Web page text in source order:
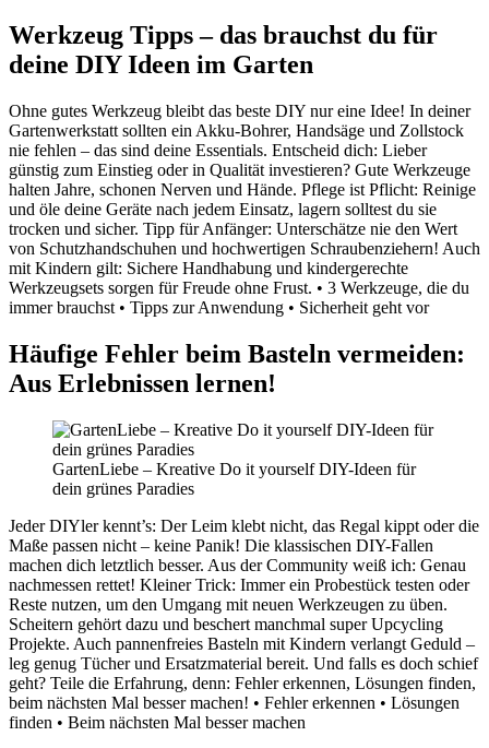
Werkzeug Tipps – das brauchst du für
deine DIY Ideen im Garten
Ohne gutes Werkzeug bleibt das beste DIY nur eine Idee! In deiner
Gartenwerkstatt sollten ein Akku-Bohrer, Handsäge und Zollstock
nie fehlen – das sind deine Essentials. Entscheid dich: Lieber
günstig zum Einstieg oder in Qualität investieren? Gute Werkzeuge
halten Jahre, schonen Nerven und Hände. Pflege ist Pflicht: Reinige
und öle deine Geräte nach jedem Einsatz, lagern solltest du sie
trocken und sicher. Tipp für Anfänger: Unterschätze nie den Wert
von Schutzhandschuhen und hochwertigen Schraubenziehern! Auch
mit Kindern gilt: Sichere Handhabung und kindergerechte
Werkzeugsets sorgen für Freude ohne Frust. • 3 Werkzeuge, die du
immer brauchst • Tipps zur Anwendung • Sicherheit geht vor
Häufige Fehler beim Basteln vermeiden:
Aus Erlebnissen lernen!
GartenLiebe – Kreative Do it yourself DIY-Ideen für
dein grünes Paradies
Jeder DIYler kennt’s: Der Leim klebt nicht, das Regal kippt oder die
Maße passen nicht – keine Panik! Die klassischen DIY-Fallen
machen dich letztlich besser. Aus der Community weiß ich: Genau
nachmessen rettet! Kleiner Trick: Immer ein Probestück testen oder
Reste nutzen, um den Umgang mit neuen Werkzeugen zu üben.
Scheitern gehört dazu und beschert manchmal super Upcycling
Projekte. Auch pannenfreies Basteln mit Kindern verlangt Geduld –
leg genug Tücher und Ersatzmaterial bereit. Und falls es doch schief
geht? Teile die Erfahrung, denn: Fehler erkennen, Lösungen finden,
beim nächsten Mal besser machen! • Fehler erkennen • Lösungen
finden • Beim nächsten Mal besser machen